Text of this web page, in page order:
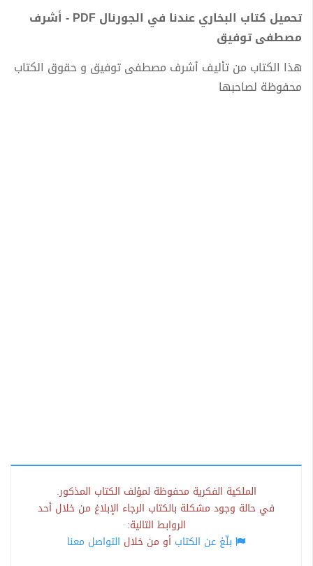
تحميل كتاب البخاري عندنا في الجورنال PDF - أشرف
مصطفى توفيق
هذا الكتاب من تأليف أشرف مصطفى توفيق و حقوق الكتاب
محفوظة لصاحبها
الملكية الفكرية محفوظة لمؤلف الكتاب المذكور.
في حالة وجود مشكلة بالكتاب الرجاء الإبلاغ من خلال أحد
الروابط التالية:
بلّغ عن الكتاب أو من خلال التواصل معنا